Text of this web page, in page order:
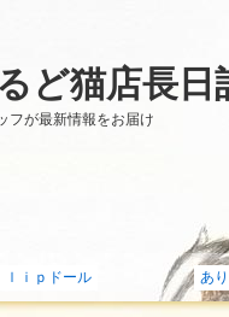
ど猫店長日
フが最新情報をお届け
ｌｉｐドール あ